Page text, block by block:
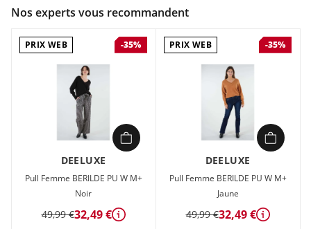
Chemise Femme Deeluxe MORINE BL W Marron en vente à
prix attractif chez Sport 2000
Nos experts vous recommandent
PRIX WEB -35%
DEELUXE
Pull Femme BERILDE PU W M+
Noir
49,99 €32,49 € Détails
PRIX WEB -35%
DEELUXE
Pull Femme BERILDE PU W M+
Jaune
49,99 €32,49 € Détails